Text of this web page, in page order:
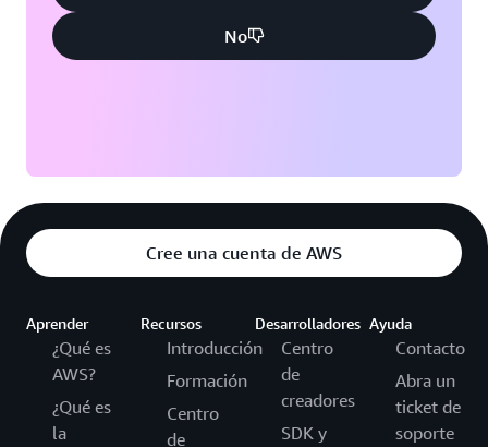
No
Cree una cuenta de AWS
Aprender
¿Qué es
AWS?
¿Qué es
la
Recursos
Introducción
Formación
Centro
de
Desarrolladores
Centro
de
creadores
SDK y
Ayuda
Contacto
Abra un
ticket de
soporte